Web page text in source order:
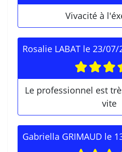
Vivacité à
Rosalie LABAT le 23/07/
Le professionnel est
vite
Gabriella GRIMAUD le